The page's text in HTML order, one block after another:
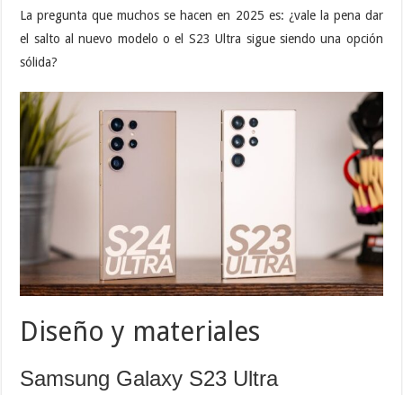
La pregunta que muchos se hacen en 2025 es: ¿vale la pena dar
el salto al nuevo modelo o el S23 Ultra sigue siendo una opción
sólida?
Diseño y materiales
Samsung Galaxy S23 Ultra